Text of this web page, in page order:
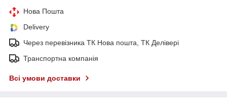
Нова Пошта
Delivery
Через перевізника ТК Нова пошта, ТК Делівері
Транспортна компанія
Всі умови доставки